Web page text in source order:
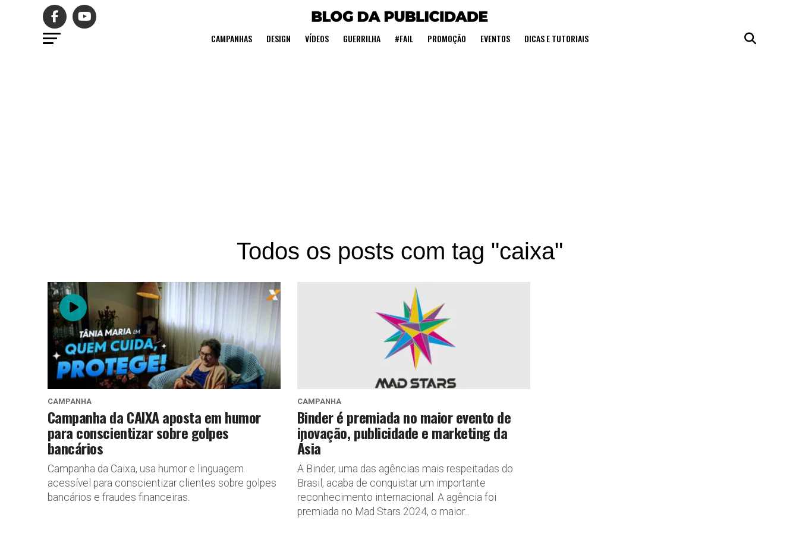
CAMPANHAS DESIGN VÍDEOS GUERRILHA #FAIL PROMOÇÃO EVENTOS DICAS E TUTORIAIS
Todos os posts com tag "caixa"
CAMPANHA
Campanha da CAIXA aposta em humor
para conscientizar sobre golpes
bancários
Campanha da Caixa, usa humor e linguagem
acessível para conscientizar clientes sobre golpes
bancários e fraudes financeiras.
CAMPANHA
Binder é premiada no maior evento de
inovação, publicidade e marketing da
Ásia
A Binder, uma das agências mais respeitadas do
Brasil, acaba de conquistar um importante
reconhecimento internacional. A agência foi
premiada no Mad Stars 2024, o maior...